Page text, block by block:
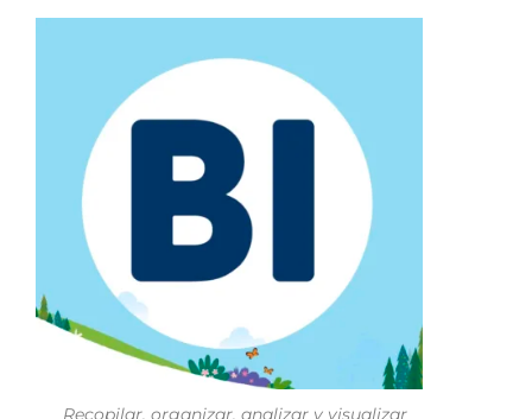
Recopilar, organizar, analizar y visualizar